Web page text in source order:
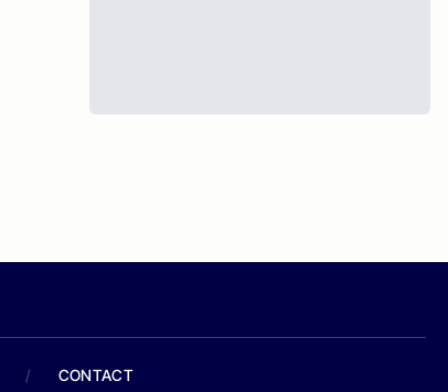
/ CONTACT